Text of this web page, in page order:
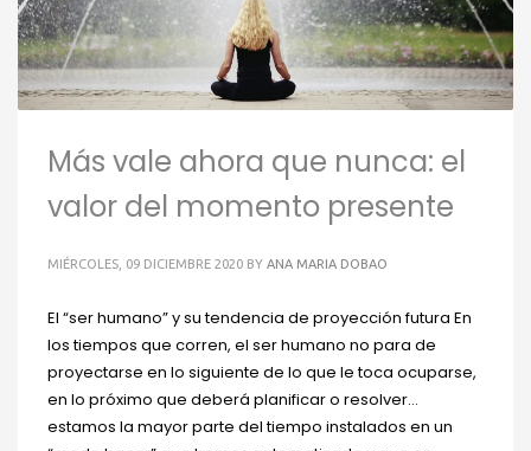
Más vale ahora que nunca: el
valor del momento presente
MIÉRCOLES, 09 DICIEMBRE 2020 BY ANA MARIA DOBAO
El “ser humano” y su tendencia de proyección futura En
los tiempos que corren, el ser humano no para de
proyectarse en lo siguiente de lo que le toca ocuparse,
en lo próximo que deberá planificar o resolver…
estamos la mayor parte del tiempo instalados en un